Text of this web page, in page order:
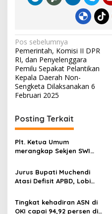
N
a
v
i
g
a
s
i
p
o
s
Pos sebelumnya
Pemerintah, Komisi II DPR
RI, dan Penyelenggara
Pemilu Sepakat Pelantikan
Kepala Daerah Non-
Sengketa Dilaksanakan 6
Februari 2025
Posting Terkait
Plt. Ketua Umum
merangkap Sekjen SWI
Indonesia) Herry Budiman
ucapkan selamat kepada
Prof. Dr. Komaruddin
Dewan Pers 2025 – 2028.
Jurus Bupati Muchendi
Atasi Defisit APBD, Lobi
Bantuan Keuangan
Tingkat kehadiran ASN di
OKI capai 94,92 persen di